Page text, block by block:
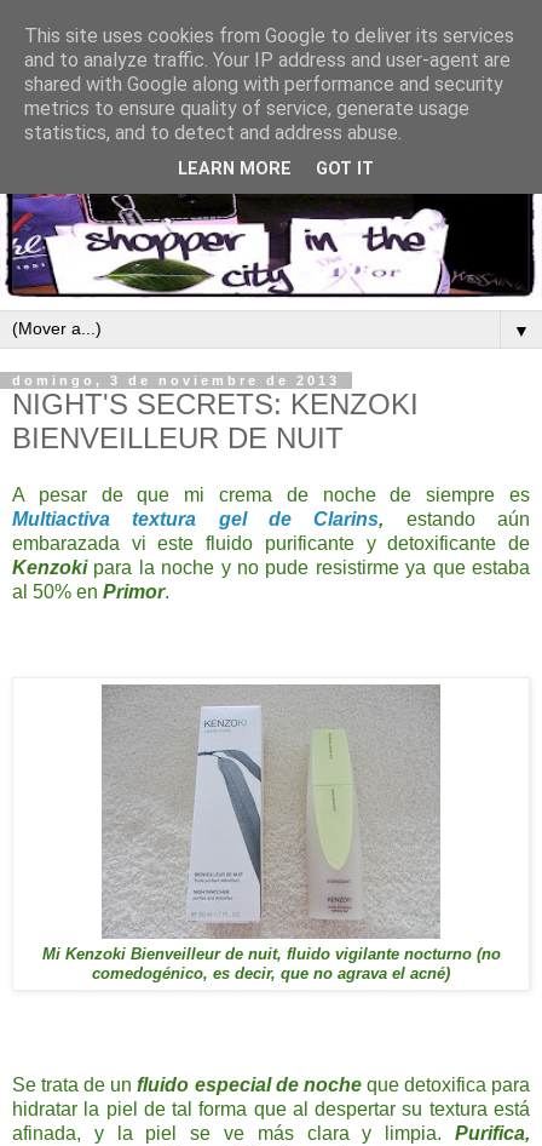
▼
domingo, 3 de noviembre de 2013
NIGHT'S SECRETS: KENZOKI
BIENVEILLEUR DE NUIT
A pesar de que mi crema de noche de siempre es
Multiactiva textura gel de Clarins, estando aún
embarazada vi este fluido purificante y detoxificante de
Kenzoki para la noche y no pude resistirme ya que estaba
al 50% en Primor.
Mi Kenzoki Bienveilleur de nuit, fluido vigilante nocturno (no
comedogénico, es decir, que no agrava el acné)
Se trata de unfluido especial de nocheque detoxifica para
hidratar la piel de tal forma que al despertar su textura está
afinada, y la piel se ve más clara y limpia. Purifica,
This site uses cookies from Google to deliver its services
and to analyze traffic. Your IP address and user-agent are
shared with Google along with performance and security
metrics to ensure quality of service, generate usage
statistics, and to detect and address abuse.
LEARN MORE GOT IT